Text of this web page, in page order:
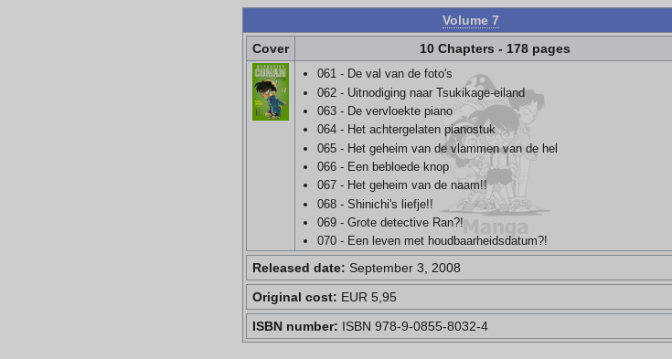
Volume 7
Cover
10 Chapters - 178 pages
061 - De val van de foto's
062 - Uitnodiging naar Tsukikage-eiland
063 - De vervloekte piano
064 - Het achtergelaten pianostuk
065 - Het geheim van de vlammen van de hel
066 - Een bebloede knop
067 - Het geheim van de naam!!
068 - Shinichi's liefje!!
069 - Grote detective Ran?!
070 - Een leven met houdbaarheidsdatum?!
Released date: September 3, 2008
Original cost: EUR 5,95
ISBN number: ISBN 978-9-0855-8032-4